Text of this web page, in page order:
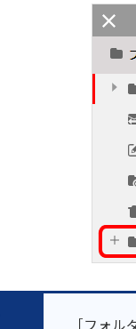
［フォ